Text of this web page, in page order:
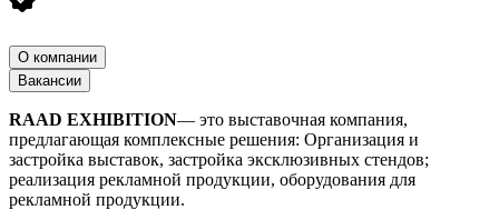
О компании
Вакансии
RAAD EXHIBITION— это выставочная компания,
предлагающая комплексные решения: Организация и
застройка выставок, застройка эксклюзивных стендов;
реализация рекламной продукции, оборудования для
рекламной продукции.